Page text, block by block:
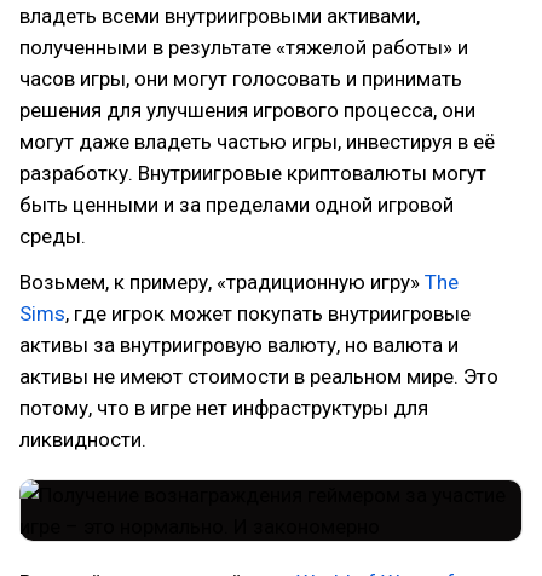
владеть всеми внутриигровыми активами,
полученными в результате «тяжелой работы» и
часов игры, они могут голосовать и принимать
решения для улучшения игрового процесса, они
могут даже владеть частью игры, инвестируя в её
разработку. Внутриигровые криптовалюты могут
быть ценными и за пределами одной игровой
среды.
Возьмем, к примеру, «традиционную игру» The
Sims, где игрок может покупать внутриигровые
активы за внутриигровую валюту, но валюта и
активы не имеют стоимости в реальном мире. Это
потому, что в игре нет инфраструктуры для
ликвидности.